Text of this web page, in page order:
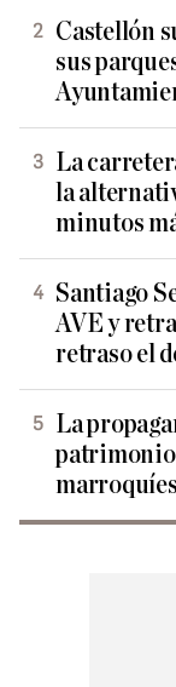
Castellón
sus
La
la
minutos
Santiago
AVE y
retraso el
La
patrimonio